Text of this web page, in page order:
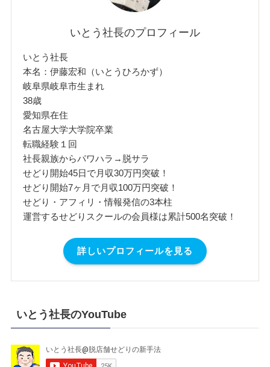
いとう社長のプロフィール
いとう社長
本名：伊藤宏和（いとうひろかず）
岐阜県岐阜市生まれ
38歳
愛知県在住
名古屋大学大学院卒業
転職経験１回
社長親族からパワハラ→脱サラ
せどり開始45日で月収30万円突破！
せどり開始7ヶ月で月収100万円突破！
せどり・アフィリ・情報発信の3本柱
運営するせどりスクールの会員様は累計500名突破！
詳しいプロフィールを見る
いとう社長のYouTube